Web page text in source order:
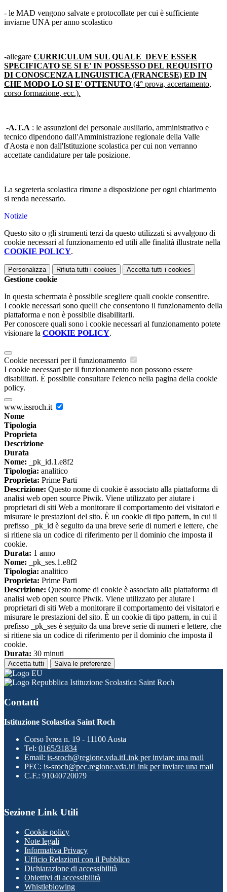
- le MAD vengono salvate e protocollate per cui è sufficiente
inviarne UNA per anno scolastico
-allegare CURRICULUM SUL QUALE DEVE ESSER
SPECIFICATO SE SI E' IN POSSESSO DEL REQUISITO
DI CONOSCENZA LINGUISTICA (FRANCESE) ED IN
CHE MODO LO SI E' OTTENUTO (4° prova, accertamento,
corso formazione, ecc.).
-A.T.A : le assunzioni del personale ausiliario, amministrativo e
tecnico dipendono dall'Amministrazione regionale della Valle
d'Aosta e non dall'Istituzione scolastica per cui non verranno
accettate candidature per tale posizione.
La segreteria scolastica rimane a disposizione per ogni chiarimento
si renda necessario.
Notizie
Questo sito o gli strumenti terzi da questo utilizzati si avvalgono di
cookie necessari al funzionamento ed utili alle finalità illustrate nella
COOKIE POLICY.
Personalizza Rifiuta tutti i cookies Accetta tutti i cookies
Gestione cookie
In questa schermata è possibile scegliere quali cookie consentire.
I cookie necessari sono quelli che consentono il funzionamento della
piattaforma e non è possibile disabilitarli.
Per conoscere quali sono i cookie necessari al funzionamento potete
visionare la COOKIE POLICY.
Cookie necessari per il funzionamento
I cookie necessari per il funzionamento non possono essere
disabilitati. È possibile consultare l'elenco nella pagina della cookie
policy.
www.issroch.it
Nome
Tipologia
Proprieta
Descrizione
Durata
Nome: _pk_id.1.e8f2
Tipologia: analitico
Proprieta: Prime Parti
Descrizione: Questo nome di cookie è associato alla piattaforma di
analisi web open source Piwik. Viene utilizzato per aiutare i
proprietari di siti Web a monitorare il comportamento dei visitatori e
misurare le prestazioni del sito. È un cookie di tipo pattern, in cui il
prefisso _pk_id è seguito da una breve serie di numeri e lettere, che
si ritiene sia un codice di riferimento per il dominio che imposta il
cookie.
Durata: 1 anno
Nome: _pk_ses.1.e8f2
Tipologia: analitico
Proprieta: Prime Parti
Descrizione: Questo nome di cookie è associato alla piattaforma di
analisi web open source Piwik. Viene utilizzato per aiutare i
proprietari di siti Web a monitorare il comportamento dei visitatori e
misurare le prestazioni del sito. È un cookie di tipo pattern, in cui il
prefisso _pk_ses è seguito da una breve serie di numeri e lettere, che
si ritiene sia un codice di riferimento per il dominio che imposta il
cookie.
Durata: 30 minuti
Accetta tutti Salva le preferenze
Istituzione Scolastica Saint Roch
Contatti
Istituzione Scolastica Saint Roch
Corso Ivrea n. 19 - 11100 Aosta
Tel: 0165/31834
Email: is-sroch@regione.vda.itLink per inviare una mail
PEC: is-sroch@pec.regione.vda.itLink per inviare una mail
C.F.: 91040720079
Sezione Link Utili
Cookie policy
Note legali
Informativa Privacy
Ufficio Relazioni con il Pubblico
Dichiarazione di accessibilità
Obiettivi di accessibilità
Whistleblowing